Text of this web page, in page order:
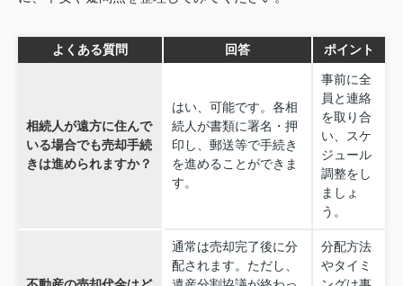
よくある質問 回答 ポイント
相続人が遠方に住んで
いる場合でも売却手続
きは進められますか？
はい、可能です。各相
続人が書類に署名・押
印し、郵送等で手続き
を進めることができま
す。
事前に全
員と連絡
を取り合
い、スケ
ジュール
調整をし
ましょ
う。
通常は売却完了後に分
配されます。ただし、
分配方法
やタイミ